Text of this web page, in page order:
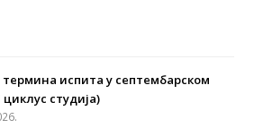
термина испита у септембарском
циклус студија)